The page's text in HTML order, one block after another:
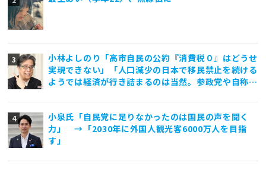
小林よしのり「高市自民の公約『消費税０』はどうせ
実現できない」「人口減少の日本で移民禁止を続ける
ようでは経済が行き詰まるのは当然。参政党や自称保
一直線」
小泉氏「自民党に足りなかったのは国民の声を聞く
力」 →「2030年に外国人観光客6000万人を目指
す」